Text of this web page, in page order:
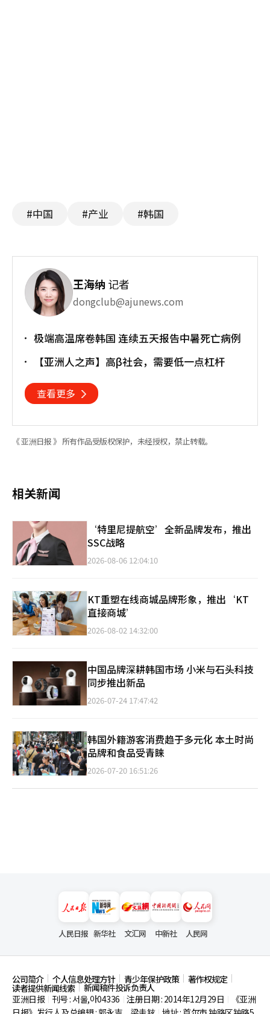
#中国 #产业 #韩国
王海纳 记者
dongclub@ajunews.com
极端高温席卷韩国 连续五天报告中暑死亡病例
【亚洲人之声】高β社会，需要低一点杠杆
查看更多
《 亚洲日报 》 所有作品受版权保护，未经授权，禁止转载。
相关新闻
‘特里尼提航空’全新品牌发布，推出
SSC战略
2026-08-06 12:04:10
KT重塑在线商城品牌形象，推出‘KT
直接商城’
2026-08-02 14:32:00
中国品牌深耕韩国市场 小米与石头科技
同步推出新品
2026-07-24 17:47:42
韩国外籍游客消费趋于多元化 本土时尚
品牌和食品受青睐
2026-07-20 16:51:26
人民日报 新华社 文汇网 中新社 人民网
公司简介 个人信息处理方针 青少年保护政策 著作权规定
读者提供新闻线索
新闻稿件投诉负责人
亚洲日报
刊号 : 서울,아04336 注册日期 : 2014年12月29日
《亚洲